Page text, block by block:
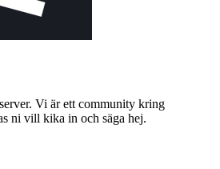
Vi är ett community kring
ni vill kika in och säga hej.